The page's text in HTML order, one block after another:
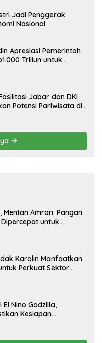
Jadi Penggerak
Nasional
Apresiasi Pemerintah
Triliun untuk
Jabar dan DKI
Potensi Pariwisata di
Mentan Amran: Pangan
untuk
Karolin Manfaatkan
Perkuat Sektor
Nino Godzilla,
Kesiapan